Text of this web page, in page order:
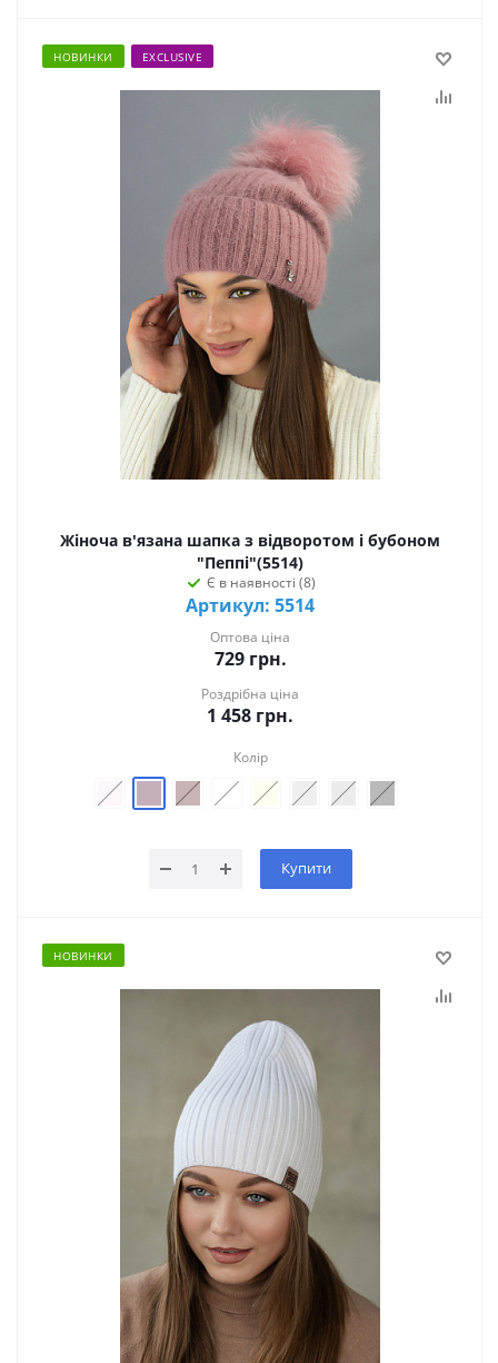
НОВИНКИ EXCLUSIVE
Жіноча в'язана шапка з відворотом і бубоном
"Пеппі"(5514)
Є в наявності (8)
Артикул: 5514
Оптова ціна
729грн.
Роздрібна ціна
1 458 грн.
Колір
Купити
НОВИНКИ